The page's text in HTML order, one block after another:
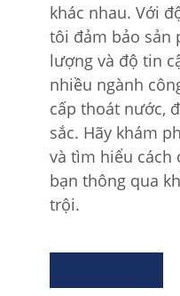
khác nhau. Với
tôi đảm bảo sản
lượng và độ tin
nhiều ngành
cấp thoát nước,
sắc. Hãy khám
và tìm hiểu cách
bạn thông qua
trội.